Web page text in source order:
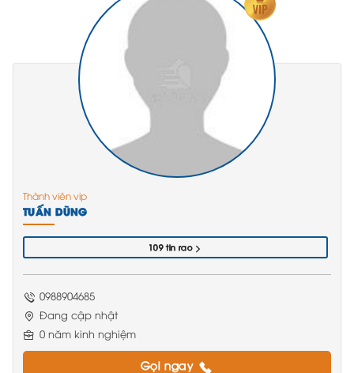
Thành viên vip
TUẤN DŨNG
109 tin rao
0988904685
Đang cập nhật
0 năm kinh nghiệm
Gọi ngay